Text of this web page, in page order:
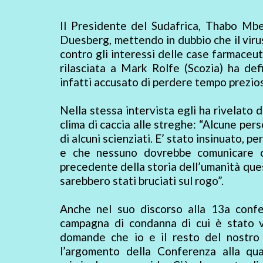
Il Presidente del Sudafrica, Thabo
Duesberg, mettendo in dubbio che il
contro gli interessi delle case
rilasciata a Mark Rolfe (Scozia) ha
infatti accusato di perdere tempo
Nella stessa intervista egli ha rivelato
clima di caccia alle streghe: “Alcune
di alcuni scienziati. E’ stato insinuato,
e che nessuno dovrebbe
precedente della storia dell’umanità
sarebbero stati bruciati sul rogo”.
Anche nel suo discorso alla 13a
campagna di condanna di cui è stato
domande che io e il resto del nostro
l’argomento della Conferenza alla